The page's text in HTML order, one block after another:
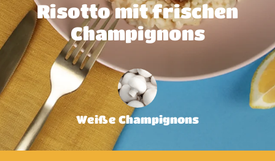
Risotto mit frischen
Champignons
Weiße Champignons